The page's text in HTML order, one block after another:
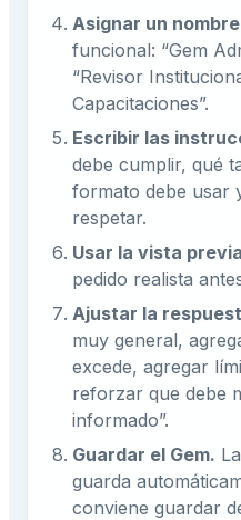
Asignar un
funcional: “Gem
“Revisor
Capacitaciones”.
Escribir las
debe cumplir, qué
formato debe usar
respetar.
Usar la vista
pedido realista
Ajustar la
muy general,
excede, agregar
reforzar que debe
informado”.
Guardar el Gem.
guarda
conviene guardar